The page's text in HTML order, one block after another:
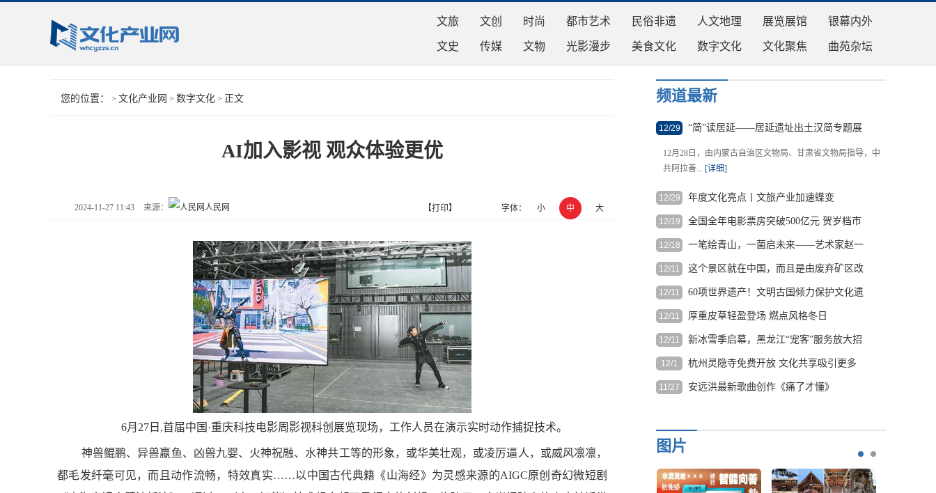
文旅 文创 时尚 都市艺术 民俗非遗 人文地理 展览展馆 银幕内外
文史 传媒 文物 光影漫步 美食文化 数字文化 文化聚焦 曲苑杂坛
您的位置： > 文化产业网 > 数字文化 > 正文
AI加入影视 观众体验更优
2024-11-27 11:43 来源： 人民网 字体： 小 中 大
【打印】
6月27日,首届中国·重庆科技电影周影视科创展览现场，工作人员在演示实时动作捕捉技术。
神兽鲲鹏、异兽蠃鱼、凶兽九婴、火神祝融、水神共工等的形象，或华美壮观，或凌厉逼人，或威风凛凛，
都毛发纤毫可见，而且动作流畅，特效真实……以中国古代典籍《山海经》为灵感来源的AIGC原创奇幻微短剧
频道最新
12/29
“简”读居延——居延遗址出土汉简专题展
12月28日，由内蒙古自治区文物局、甘肃省文物局指导，中
共阿拉善... [详细]
12/29 年度文化亮点丨文旅产业加速蝶变
祖国西南，大山深处，冬日的阳光唤醒了黄岗村，也温暖了
第一拨进... [详细]
12/19
全国全年电影票房突破500亿元 贺岁档市
至
12/18
一笔绘青山，一菌启未来——艺术家赵一
著名艺术家赵一丁教授画作《圣泽松茸》郑重赠予圣泽松生
物集团 ...[详细]
12/11
这个景区就在中国，而且是由废弃矿区改
近日，一段关于中国江西上饶望仙谷美景
的视频在外网爆火，收获大...
12/11
60项世界遗产！文明古国倾力保护文化遗
“十五五”规划建议提出，推动文化遗产系统性保护和统...
细]
12/11 厚重皮草轻盈登场 燃点风格冬日
皮草这一在时尚长河中流淌了数千年的元素，随时代发展和
环保意... [详细]
12/11 新冰雪季启幕，黑龙江“宠客”服务放大招
11月25日，哈尔滨冰雪大世界和太阳岛雪
博会同时启动建设工作。前...
12/1
杭州灵隐寺免费开放 文化共享吸引更多
灵隐飞来峰
11/27 安远洪最新歌曲创作《痛了才懂》
雨...[详细]
图片